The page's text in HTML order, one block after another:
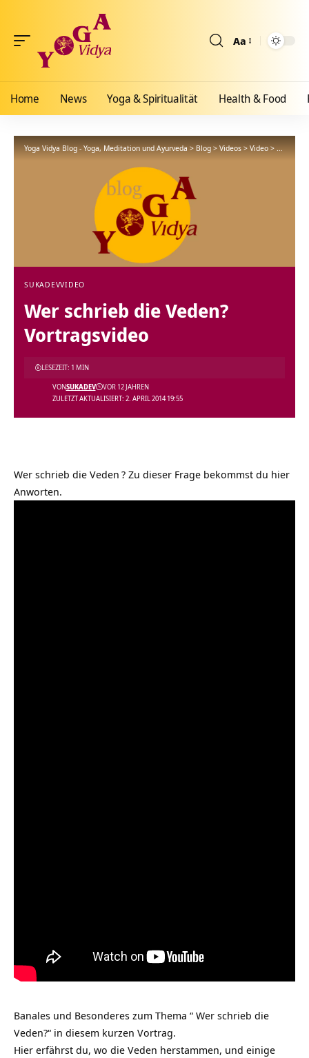
Aa
Home News Yoga & Spiritualität Health & Food
Yoga Vidya Blog - Yoga, Meditation und Ayurveda>Blog>Videos>Video>Wer
SUKADEVVIDEO
Wer schrieb die Veden?
Vortragsvideo
ZULETZT AKTUALISIERT: 2. APRIL 2014 19:55
VONSUKADEV VOR 12 JAHREN
LESEZEIT: 1 MIN
Wer schrieb die Veden ? Zu dieser Frage bekommst du hier
Anworten.
Banales und Besonderes zum Thema “ Wer schrieb die
Veden?“ in diesem kurzen Vortrag.
Hier erfährst du, wo die Veden herstammen, und einige